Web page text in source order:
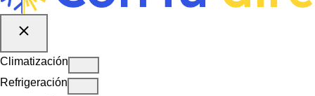
Climatización
Refrigeración